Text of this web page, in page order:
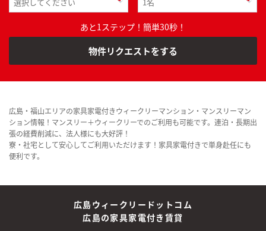
あと1ステップ！簡単30秒！
物件リクエストをする
広島・福山エリアの家具家電付きウィークリーマンション・マンスリーマン
ション情報！マンスリー＋ウィークリーでのご利用も可能です。連泊・長期出
張の経費削減に、法人様にも大好評！
寮・社宅として安心してご利用いただけます！家具家電付きで単身赴任にも
便利です。
広島ウィークリードットコム
広島の家具家電付き賃貸